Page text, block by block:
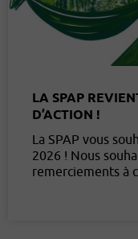
LA SPAP
D’ACTION !
La SPAP vous
2026 ! Nous
remerciements à